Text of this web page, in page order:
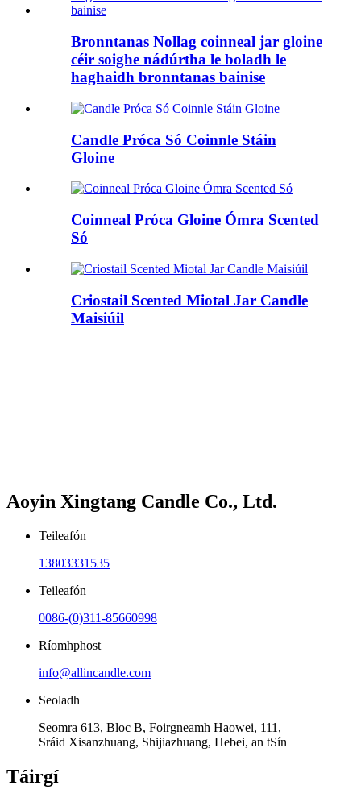
Bronntanas Nollag coinneal jar gloine
céir soighe nádúrtha le boladh le
haghaidh bronntanas bainise
Candle Próca Só Coinnle Stáin
Gloine
Coinneal Próca Gloine Ómra Scented
Só
Criostail Scented Miotal Jar Candle
Maisiúil
Aoyin Xingtang Candle Co., Ltd.
Teileafón
13803331535
Teileafón
0086-(0)311-85660998
Ríomhphost
info@allincandle.com
Seoladh
Seomra 613, Bloc B, Foirgneamh Haowei, 111,
Sráid Xisanzhuang, Shijiazhuang, Hebei, an tSín
Táirgí